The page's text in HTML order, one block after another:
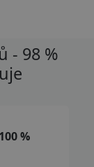
- 98 %
100 %